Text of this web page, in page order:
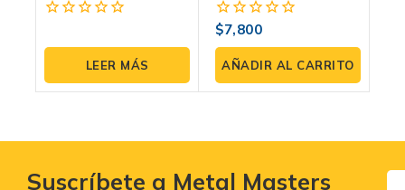
fuera
5
LEER MÁS
0
fuera
de
5
$7,800
AÑADIR AL CARRITO
Suscríbete a Metal Masters